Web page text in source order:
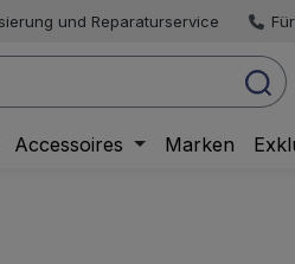
und Reparaturservice
Accessoires Marken